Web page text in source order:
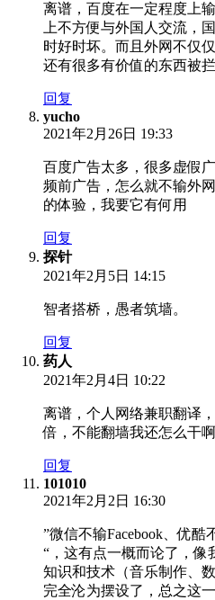
离谱，百度在一定程度上
上不方便与外国人交流，
时好时坏。而且外网不仅仅
还有很多有价值的东西被
回复
yucho
2021年2月26日 19:33
百度广告太多，很多虚假
频前广告，怎么就不输外
的体验，我要它有何用
回复
探针
2021年2月5日 14:15
智者搭桥，愚者筑墙。
回复
药人
2021年2月4日 10:22
离谱，个人网络兼职翻译
倍，不能翻墙我还怎么干啊
回复
101010
2021年2月2日 16:30
”微信不输Facebook、优酷
“，这有点一概而论了，像
知识和技术（音乐制作、
完全沦为摆设了，总之这